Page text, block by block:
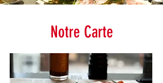
Notre Carte